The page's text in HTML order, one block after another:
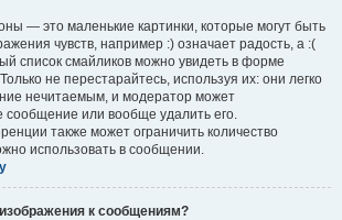
— это маленькие картинки, которые могут быть
чувств, например :) означает радость, а :(
список смайликов можно увидеть в форме
не перестарайтесь, используя их: они легко
нечитаемым, и модератор может
сообщение или вообще удалить его.
также может ограничить количество
использовать в сообщении.
к сообщениям?